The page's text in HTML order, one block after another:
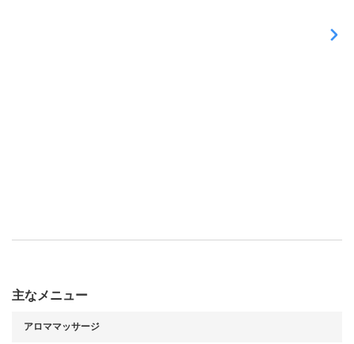
主なメニュー
アロママッサージ